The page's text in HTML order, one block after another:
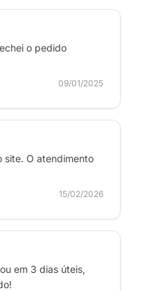
o pedido
09/01/2025
site. O atendimento
15/02/2026
em 3 dias úteis,